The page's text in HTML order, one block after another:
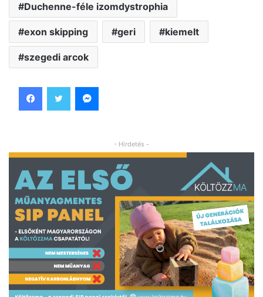
Duchenne-féle izomdystrophia
exon skipping geri kiemelt
szegedi arcok
- Hirdetés -